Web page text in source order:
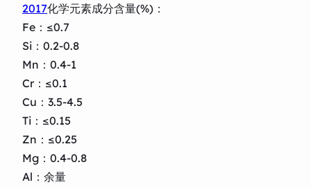
2017化学元素成分含量(%)：
Fe：≤0.7
Si：0.2-0.8
Mn：0.4-1
Cr：≤0.1
Cu：3.5-4.5
Ti：≤0.15
Zn：≤0.25
Mg：0.4-0.8
Al：余量